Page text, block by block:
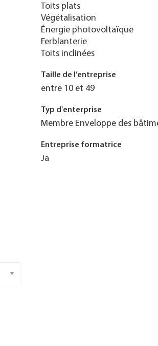
Toits plats
Végétalisation
Énergie photovoltaïque
Ferblanterie
Toits inclinées
Taille de l’entreprise
entre 10 et 49
Typ d'enterprise
Membre Enveloppe des
Entreprise formatrice
Ja